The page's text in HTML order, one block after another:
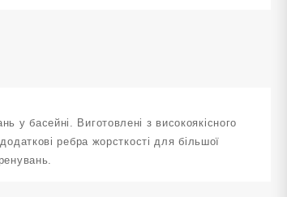
у басейні. Виготовлені з високоякісного
ребра жорсткості для більшої